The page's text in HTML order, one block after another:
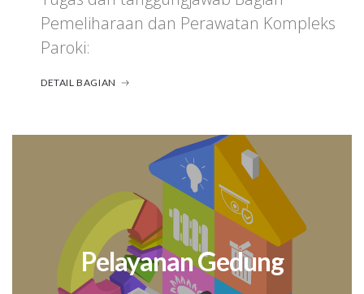
Pemeliharaan dan Perawatan Kompleks
Paroki:
DETAIL BAGIAN
Pelayanan Gedung